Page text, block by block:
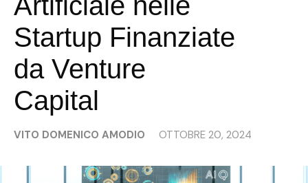
Startup Finanziate
da Venture
Capital
VITO DOMENICO AMODIO OTTOBRE 20, 2024